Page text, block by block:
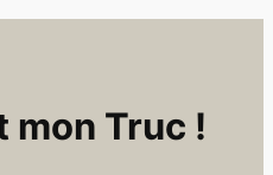
mon Truc !